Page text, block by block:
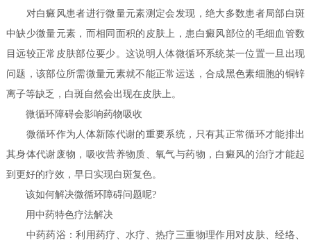
对白癜风患者进行微量元素测定会发现，绝大多数患者局部白斑
中缺少微量元素，而相同面积的皮肤上，患白癜风部位的毛细血管数
目远较正常皮肤部位要少。这说明人体微循环系统某一位置一旦出现
问题，该部位所需微量元素就不能正常运送，合成黑色素细胞的铜锌
离子等缺乏，白斑自然会出现在皮肤上。
微循环障碍会影响药物吸收
微循环作为人体新陈代谢的重要系统，只有其正常循环才能排出
其身体代谢废物，吸收营养物质、氧气与药物，白癜风的治疗才能起
到更好的疗效，早日实现白斑复色。
该如何解决微循环障碍问题呢?
用中药特色疗法解决
中药药浴：利用药疗、水疗、热疗三重物理作用对皮肤、经络、